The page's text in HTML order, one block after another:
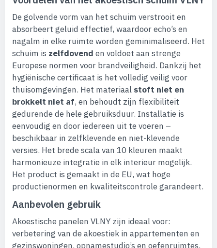
De golvende vorm van het schuim verstrooit en
absorbeert geluid effectief, waardoor echo’s en
nagalm in elke ruimte worden geminimaliseerd. Het
schuim is zelfdovend en voldoet aan strenge
Europese normen voor brandveiligheid. Dankzij het
hygiënische certificaat is het volledig veilig voor
thuisomgevingen. Het materiaal stoft niet en
brokkelt niet af, en behoudt zijn flexibiliteit
gedurende de hele gebruiksduur. Installatie is
eenvoudig en door iedereen uit te voeren –
beschikbaar in zelfklevende en niet-klevende
versies. Het brede scala van 10 kleuren maakt
harmonieuze integratie in elk interieur mogelijk.
Het product is gemaakt in de EU, wat hoge
productienormen en kwaliteitscontrole garandeert.
Aanbevolen gebruik
Akoestische panelen VLNY zijn ideaal voor:
verbetering van de akoestiek in appartementen en
gezinswoningen, opnamestudio’s en oefenruimtes,